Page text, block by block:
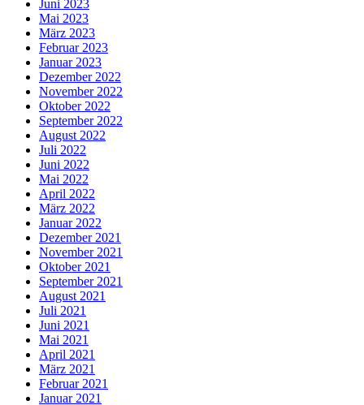
Juni 2023
Mai 2023
März 2023
Februar 2023
Januar 2023
Dezember 2022
November 2022
Oktober 2022
September 2022
August 2022
Juli 2022
Juni 2022
Mai 2022
April 2022
März 2022
Januar 2022
Dezember 2021
November 2021
Oktober 2021
September 2021
August 2021
Juli 2021
Juni 2021
Mai 2021
April 2021
März 2021
Februar 2021
Januar 2021